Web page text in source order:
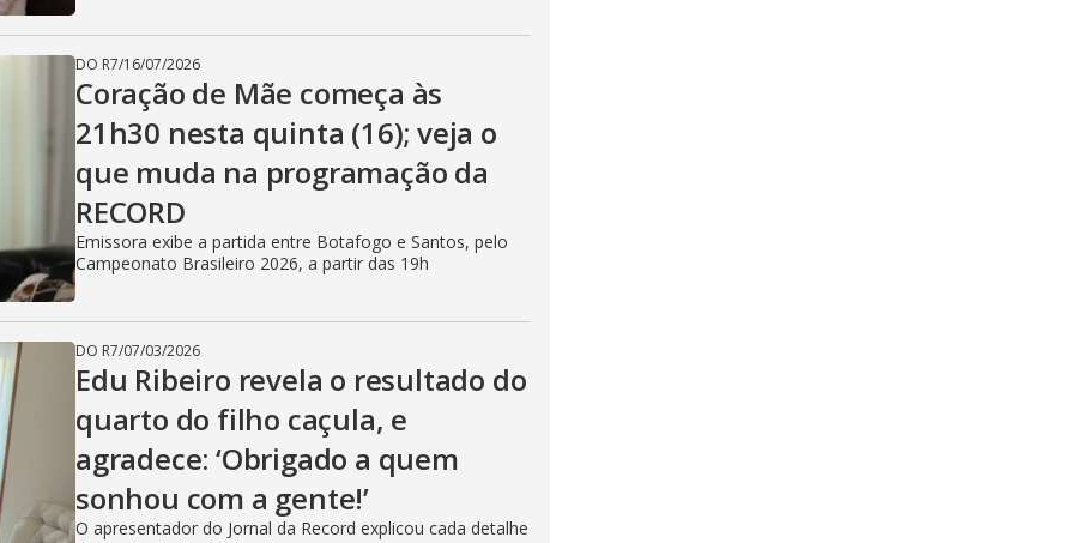
DO R7/16/07/2026
Coração de Mãe começa às
21h30 nesta quinta (16); veja o
que muda na programação da
RECORD
Emissora exibe a partida entre Botafogo e Santos, pelo
Campeonato Brasileiro 2026, a partir das 19h
DO R7/07/03/2026
Edu Ribeiro revela o resultado do
quarto do filho caçula, e
agradece: ‘Obrigado a quem
sonhou com a gente!’
O apresentador do Jornal da Record explicou cada detalhe